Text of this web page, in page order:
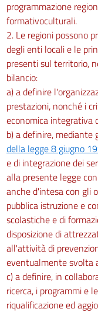
programmazione
formativoculturali.
2. Le regioni possono
degli enti locali e le
presenti sul territorio,
bilancio:
a) a definire
prestazioni, nonché i
economica integrativa
b) a definire, mediante
della legge 8 giugno
e di integrazione dei
alla presente legge
anche d'intesa con gli
pubblica istruzione e
scolastiche e di
disposizione di
all'attività di
eventualmente svolta
c) a definire, in
ricerca, i programmi e
riqualificazione ed